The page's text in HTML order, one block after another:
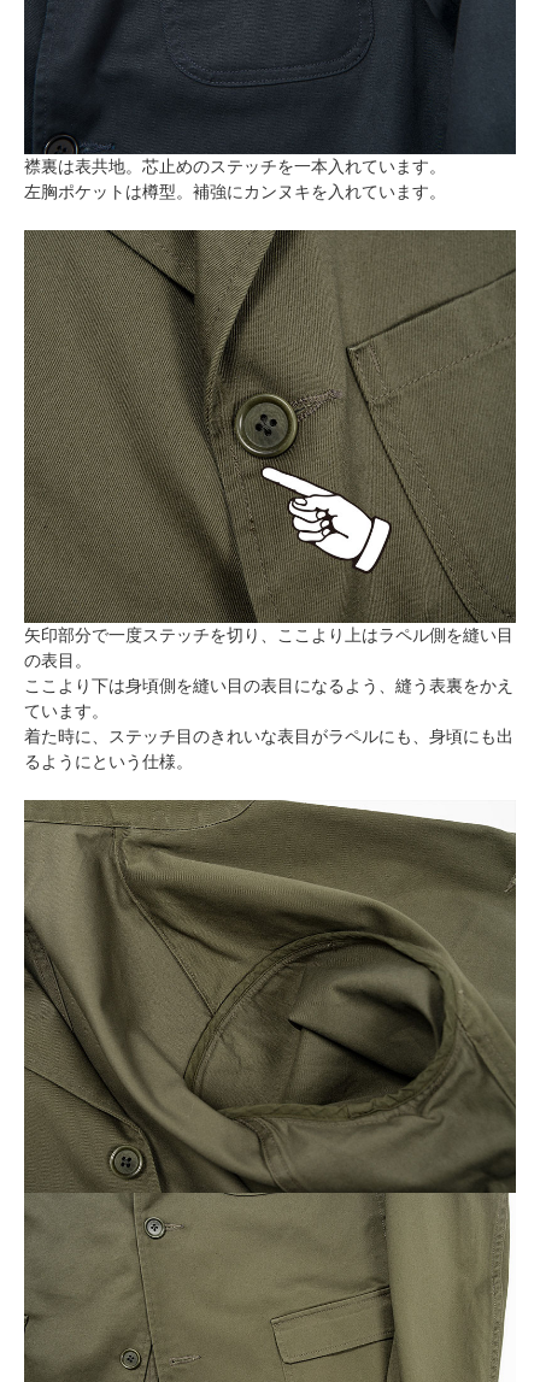
襟裏は表共地。芯止めのステッチを一本入れています。
左胸ポケットは樽型。補強にカンヌキを入れています。
矢印部分で一度ステッチを切り、ここより上はラペル側を縫い目
の表目。
ここより下は身頃側を縫い目の表目になるよう、縫う表裏をかえ
ています。
着た時に、ステッチ目のきれいな表目がラペルにも、身頃にも出
るようにという仕様。